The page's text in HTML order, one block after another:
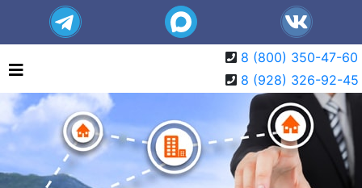
8 (800) 350-47-60
8 (928) 326-92-45